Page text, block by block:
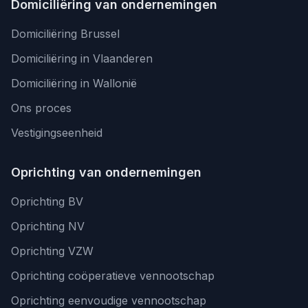
Domiciliëring van ondernemingen
Domiciliëring Brussel
Domiciliëring in Vlaanderen
Domiciliëring in Wallonië
Ons proces
Vestigingseenheid
Oprichting van ondernemingen
Oprichting BV
Oprichting NV
Oprichting VZW
Oprichting coöperatieve vennootschap
Oprichting eenvoudige vennootschap